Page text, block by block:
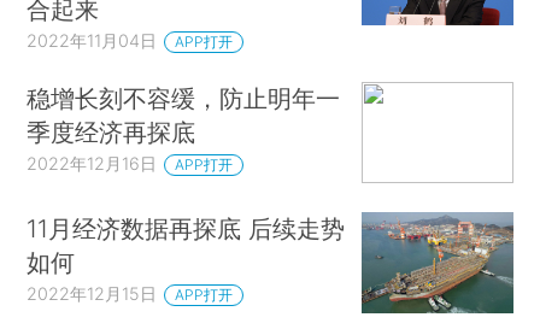
合起来
2022年11月04日 APP打开
稳增长刻不容缓，防止明年一
季度经济再探底
2022年12月16日 APP打开
11月经济数据再探底 后续走势
如何
2022年12月15日 APP打开